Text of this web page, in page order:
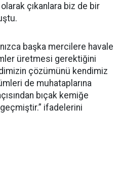
çıkanlara biz de bir
başka mercilere havale
üretmesi gerektiğini
çözümünü kendimiz
de muhataplarına
bıçak kemiğe
ifadelerini